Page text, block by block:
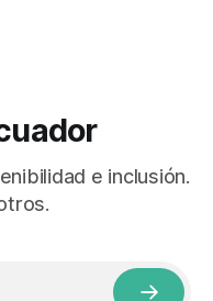
e inclusión.